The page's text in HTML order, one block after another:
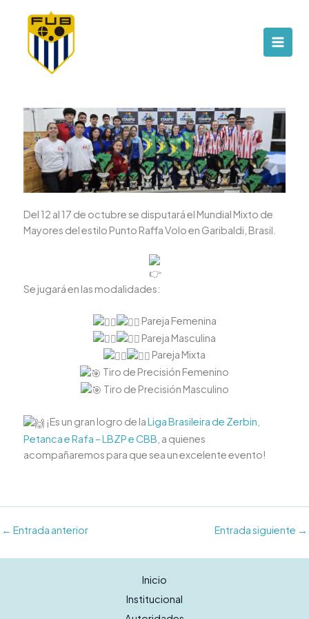
contenido
Del 12 al 17 de octubre se disputará el Mundial Mixto de
Mayores del estilo Punto Raffa Volo en Garibaldi, Brasil.
Se jugará en las modalidades:
Pareja Femenina
Pareja Masculina
Pareja Mixta
Tiro de Precisión Femenino
Tiro de Precisión Masculino
¡Es un gran logro de laLiga Brasileira de Zerbin,
Petanca e Rafa – LBZP e CBB , a quienes
acompañaremos para que sea un excelente evento!
← Entrada anterior Entrada siguiente →
Inicio
Institucional